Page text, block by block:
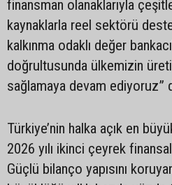
finansman olanaklarıyla
kaynaklarla reel sektörü
kalkınma odaklı değer
doğrultusunda ülkemizin
sağlamaya devam ediyoruz”
Türkiye’nin halka açık en
2026 yılı ikinci çeyrek finansal
Güçlü bilanço yapısını